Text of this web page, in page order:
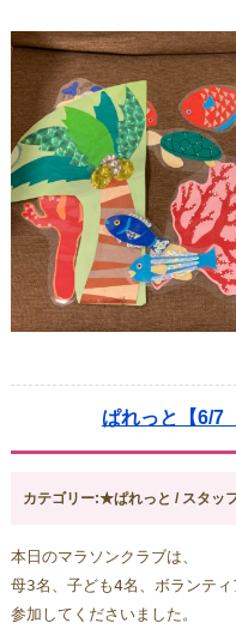
ぱれっと【6/7
カテゴリー:★ぱれっと / スタッ
本日のマラソンクラブは、
母3名、子ども4名、ボランテ
参加してくださいました。